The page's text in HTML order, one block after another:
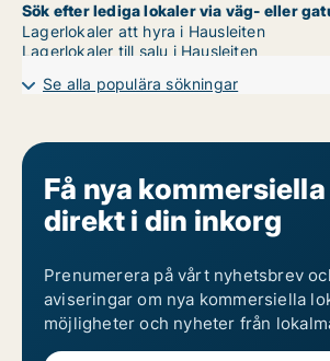
Lagerlokaler att hyra i Hausleiten
Lagerlokaler till salu i Hausleiten
Se alla populära sökningar
Få nya
direkt i din inkorg
Prenumerera på vårt nyhetsbrev
aviseringar om nya kommersiella
möjligheter och nyheter från